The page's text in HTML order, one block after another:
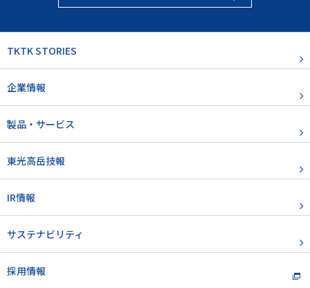
TKTK STORIES
企業情報
製品・サービス
東光高岳技報
IR情報
サステナビリティ
採用情報